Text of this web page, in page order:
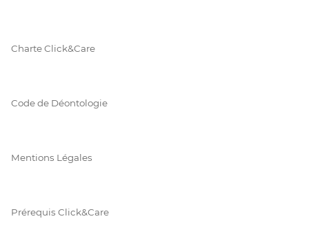
Charte Click&Care
Code de Déontologie
Mentions Légales
Prérequis Click&Care